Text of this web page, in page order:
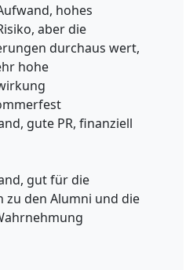
hohes
aber die
durchaus wert,
hohe
gute PR, finanziell
gut für die
zu den Alumni und die